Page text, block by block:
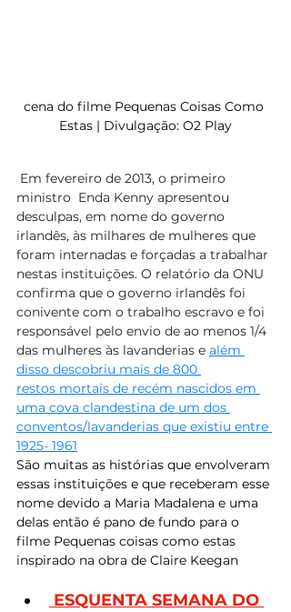
cena do filme Pequenas Coisas Como
Estas | Divulgação: O2 Play
Em fevereiro de 2013, o primeiro
ministro  Enda Kenny apresentou
desculpas, em nome do governo
irlandês, às milhares de mulheres que
foram internadas e forçadas a trabalhar
nestas instituições. O relatório da ONU
confirma que o governo irlandês foi
conivente com o trabalho escravo e foi
responsável pelo envio de ao menos 1/4
das mulheres às lavanderias e além
disso descobriu mais de 800
restos mortais de recém nascidos em
uma cova clandestina de um dos
conventos/lavanderias que existiu entre
1925- 1961
São muitas as histórias que envolveram
essas instituições e que receberam esse
nome devido a Maria Madalena e uma
delas então é pano de fundo para o
filme Pequenas coisas como estas
inspirado na obra de Claire Keegan
ESQUENTA SEMANA DO